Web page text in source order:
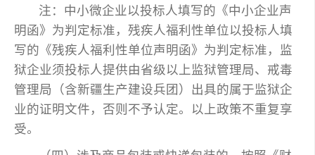
注：中小微企业以投标人填写的《中小企业声
明函》为判定标准，残疾人福利性单位以投标人填
写的《残疾人福利性单位声明函》为判定标准，监
狱企业须投标人提供由省级以上监狱管理局、戒毒
管理局（含新疆生产建设兵团）出具的属于监狱企
业的证明文件，否则不予认定。以上政策不重复享
受。